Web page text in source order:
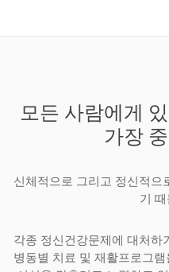
모든 사람에게
가장
신체적으로 그리고 정신적
기
각종 정신건강문제에 대처하
병동별 치료 및 재활프로그